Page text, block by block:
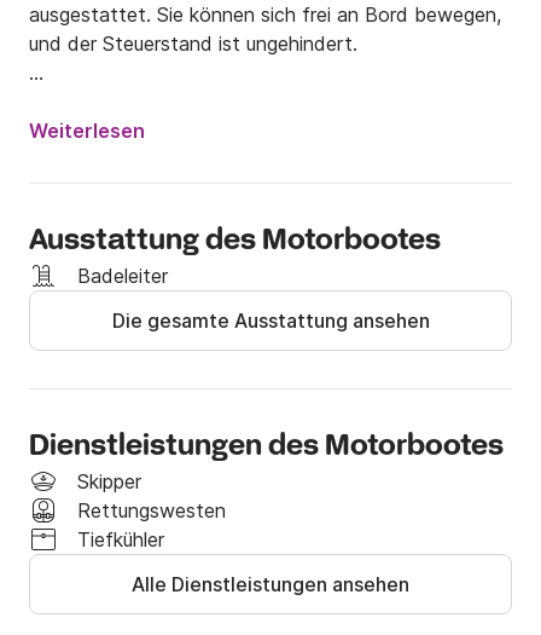
ausgestattet. Sie können sich frei an Bord bewegen,
und der Steuerstand ist ungehindert.
Gummikante, wodurch Fender überflüssig werden. So
Kai und Schiff eingeklemmt werden.
Dank der geringen Durchfahrtshöhe können Sie auch
unter festen, niedrigen Brücken hindurchfahren.
– 160 € für einen halben Tag (4 Stunden)
– 320 € für einen ganzen Tag (8 Stunden)
Eine Kühlbox kann für 5 € (12 Liter) oder 10 € (30
Liter) reserviert werden.
Schreiben Sie uns einfach eine Nachricht an +34
Weiterlesen
Ausstattung des Motorbootes
Badeleiter
Die gesamte Ausstattung ansehen
Dienstleistungen des Motorbootes
Skipper
Rettungswesten
Tiefkühler
Alle Dienstleistungen ansehen